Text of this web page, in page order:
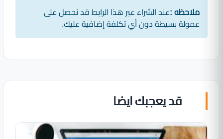
ملاحظه :عند الشراء عبر هذا الرابط قد نحصل على
عمولة بسيطة دون أي تكلفة إضافية عليك.
قد يعجبك ايضا